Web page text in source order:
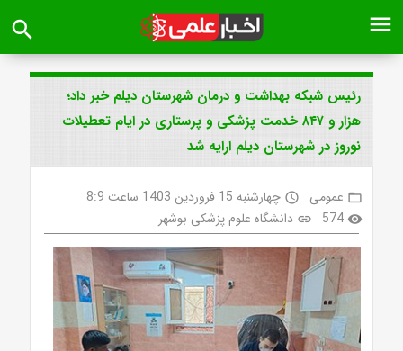
menu
search
رئیس شبکه بهداشت و درمان شهرستان دیلم خبر داد؛
هزار و ۸۴۷ خدمت پزشکی و پرستاری در ایام تعطیلات
نوروز در شهرستان دیلم ارایه شد
folder_open عمومی access_time چهارشنبه 15 فروردین 1403 ساعت 8:9
visibility
574
link دانشگاه علوم پزشکی بوشهر